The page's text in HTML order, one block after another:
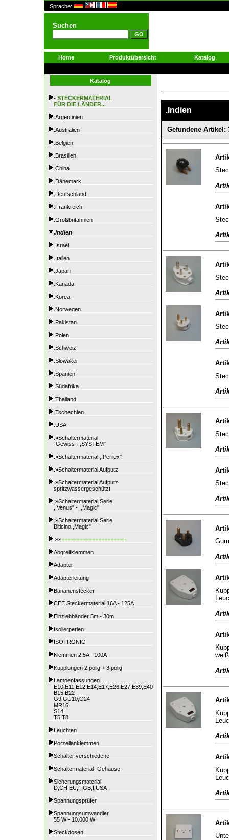
Sprache:
Suchen
Home Produktübersicht Katalog
Katalog
- STECKERMATERIAL
FÜR DIE LÄNDER...
.Argentinien
.Australien
.Belgien
.Brasilien
.China
.Dänemark
.Deutschland
.Frankreich
.Großbritannien
.Indien
.Israel
.Italien
.Japan
.Kanada
.Korea
.Norwegen
.Pakistan
.Polen
.Schweiz
.Slowakei
.Spanien
.Südafrika
.Thailand
.Tschechien
.USA
.»Schaltermaterial
-Gewiss- ,,SYSTEM"
.»Schaltermaterial ,,Perilex"
.»Schaltermaterial Aufputz
.»Schaltermaterial Aufputz
spritzwassergeschützt
.»Schaltermaterial Serie
,,Venus" - ,,Magic"
.»Schaltermaterial Serie
Biticino,,Magic"
.»»=====================
Abgreifklemmen
Adapter
Adapterleitung
Bananenstecker
CEE Steckermaterial 16A - 125A
Einziehbänder 5m - 30m
Isolierperlen
ISOTRONIC
Klemmen 2.5A - 100A
Kupplungen 2 polig + 3 polig
Lampenfassungen
E10,E11,E12,E14,E17,E26,E27,E39,E40
B15,B22
G9,GU10,G24
MR16
S14,
T5,T8
Leuchten
Porzellanklemmen
Schalter verschiedene
Schaltermaterial -Gehäuse-
Sicherungsmaterial
D,CH,EU,F,GB,I,USA
Spannungsprüfer
Spannungsumwandler
55 W - 10.000 W
Steckdosen
.Indien
Gefundene Artikel:
weiß